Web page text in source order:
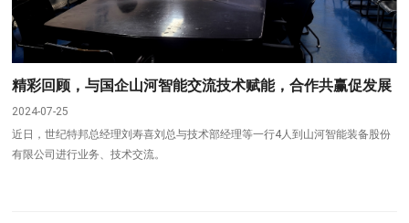
精彩回顾，与国企山河智能交流技术赋能，合作共赢促发展
2024-07-25
近日，世纪特邦总经理刘寿喜刘总与技术部经理等一行4人到山河智能装备股份
有限公司进行业务、技术交流。